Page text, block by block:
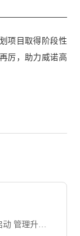
项目取得阶段性
厉，助力威诺高
管理升级&